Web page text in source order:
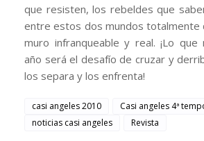
que resisten, los rebeldes que
entre estos dos mundos totalmente
muro infranqueable y real. ¡Lo
año será el desafío de cruzar y
los separa y los enfrenta!
casi angeles 2010
Casi angeles 4ª
noticias casi angeles
Revista